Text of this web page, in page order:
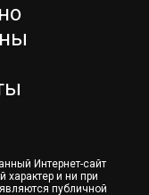
Интернет-сайт
и ни при
публичной